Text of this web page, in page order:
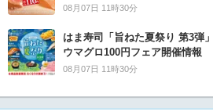
08月07日 11時30分
はま寿司「旨ねた夏祭り 第3弾
ウマグロ100円フェア開催情報
08月07日 11時30分